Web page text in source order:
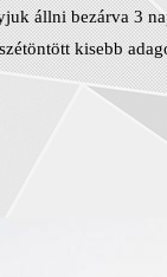
állni bezárva 3
kisebb